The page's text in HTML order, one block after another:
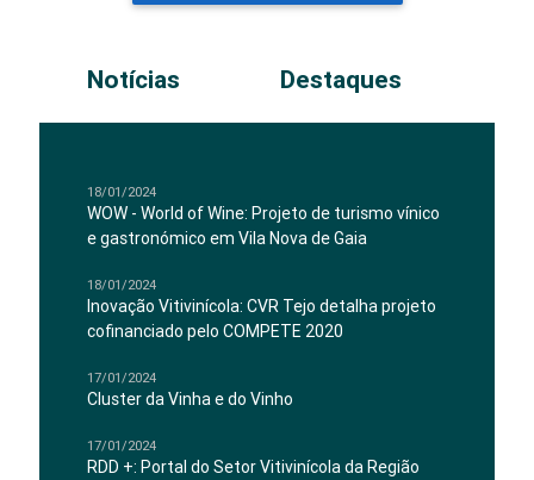
Notícias Destaques
18/01/2024
WOW - World of Wine: Projeto de turismo vínico
e gastronómico em Vila Nova de Gaia
18/01/2024
Inovação Vitivinícola: CVR Tejo detalha projeto
cofinanciado pelo COMPETE 2020
17/01/2024
Cluster da Vinha e do Vinho
17/01/2024
RDD +: Portal do Setor Vitivinícola da Região